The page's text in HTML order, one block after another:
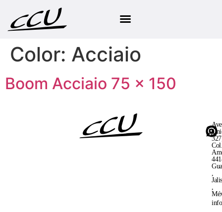
Color: Acciaio
Boom Acciaio 75 × 150
,
,